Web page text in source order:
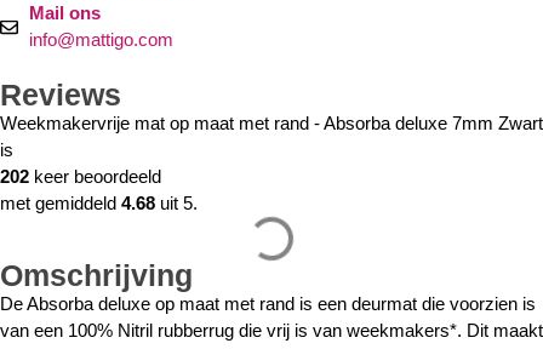
Mail ons
info@mattigo.com
Reviews
Weekmakervrije mat op maat met rand - Absorba deluxe 7mm Zwart
is
202 keer beoordeeld
met gemiddeld 4.68 uit 5.
Omschrijving
De Absorba deluxe op maat met rand is een deurmat die voorzien is
van een 100% Nitril rubberrug die vrij is van weekmakers*. Dit maakt